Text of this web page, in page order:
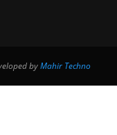
byMahir Techno